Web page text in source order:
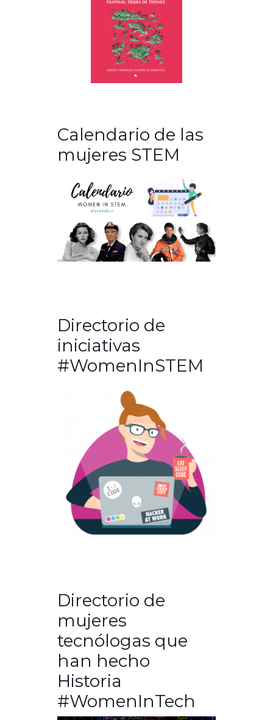
Calendario de las
mujeres STEM
Directorio de
iniciativas
#WomenInSTEM
Directorio de
mujeres
tecnólogas que
han hecho
Historia
#WomenInTech